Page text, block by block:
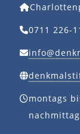
0711 226-
montags